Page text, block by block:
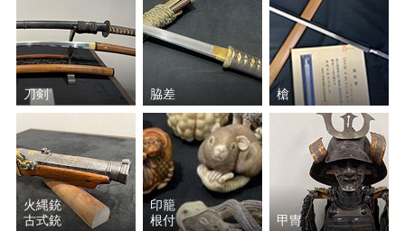
刀剣 脇差 槍
火縄銃
古式銃
印籠
根付
甲冑